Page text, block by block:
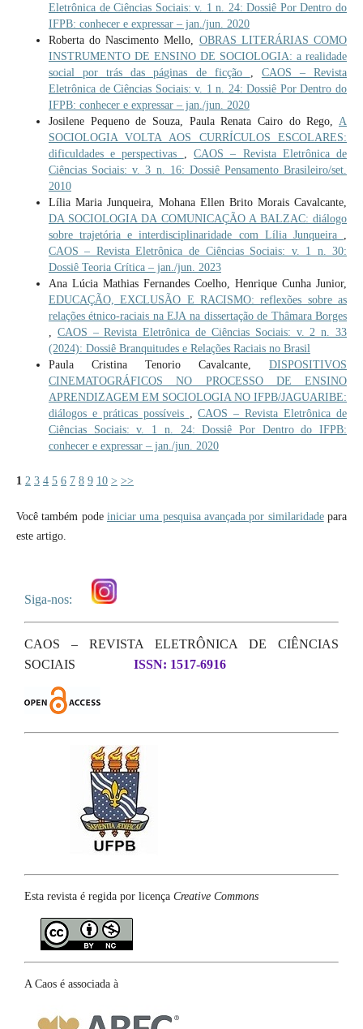
Eletrônica de Ciências Sociais: v. 1 n. 24: Dossiê Por Dentro do
IFPB: conhecer e expressar – jan./jun. 2020
Roberta do Nascimento Mello, OBRAS LITERÁRIAS COMO
INSTRUMENTO DE ENSINO DE SOCIOLOGIA: a realidade
social por trás das páginas de ficção , CAOS – Revista
Eletrônica de Ciências Sociais: v. 1 n. 24: Dossiê Por Dentro do
IFPB: conhecer e expressar – jan./jun. 2020
Josilene Pequeno de Souza, Paula Renata Cairo do Rego,A
SOCIOLOGIA VOLTA AOS CURRÍCULOS ESCOLARES:
dificuldades e perspectivas ,CAOS – Revista Eletrônica de
Ciências Sociais: v. 3 n. 16: Dossiê Pensamento Brasileiro/set.
2010
Lília Maria Junqueira, Mohana Ellen Brito Morais Cavalcante,
DA SOCIOLOGIA DA COMUNICAÇÃO A BALZAC: diálogo
sobre trajetória e interdisciplinaridade com Lília Junqueira ,
CAOS – Revista Eletrônica de Ciências Sociais: v. 1 n. 30:
Dossiê Teoria Crítica – jan./jun. 2023
Ana Lúcia Mathias Fernandes Coelho, Henrique Cunha Junior,
EDUCAÇÃO, EXCLUSÃO E RACISMO: reflexões sobre as
relações étnico-raciais na EJA na dissertação de Thâmara Borges
, CAOS – Revista Eletrônica de Ciências Sociais: v. 2 n. 33
(2024): Dossiê Branquitudes e Relações Raciais no Brasil
Paula Cristina Tenorio Cavalcante,DISPOSITIVOS
CINEMATOGRÁFICOS NO PROCESSO DE ENSINO
APRENDIZAGEM EM SOCIOLOGIA NO IFPB/JAGUARIBE:
diálogos e práticas possíveis ,CAOS – Revista Eletrônica de
Ciências Sociais: v. 1 n. 24: Dossiê Por Dentro do IFPB:
conhecer e expressar – jan./jun. 2020
1 2 3 4 5 6 7 8 9 10 > >>
Você também pode iniciar uma pesquisa avançada por similaridadepara
este artigo.
Siga-nos:
CAOS – REVISTA ELETRÔNICA DE CIÊNCIAS
SOCIAIS
ISSN: 1517-6916
Esta revista é regida por licença Creative Commons
A Caos é associada à